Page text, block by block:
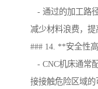
- 通过的加工路
减少材料浪费，提
### 14. **安全性
- CNC机床通常
接接触危险区域的